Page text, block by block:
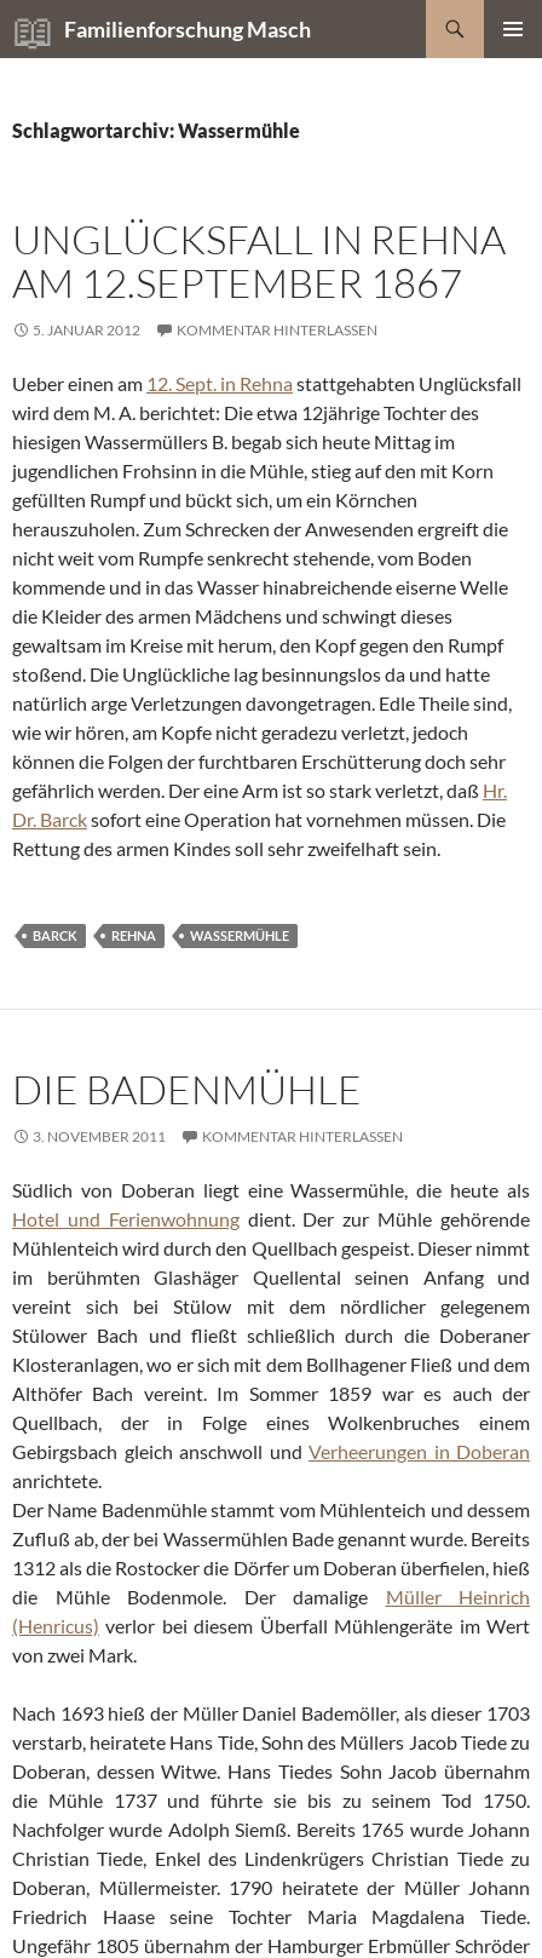
Zum
Inhalt
Familienforschung Masch
Suchen
Schlagwortarchiv: Wassermühle
UNGLÜCKSFALL IN REHNA
AM 12.SEPTEMBER 1867
5. JANUAR 2012 KOMMENTAR HINTERLASSEN
Ueber einen am 12. Sept. in Rehna stattgehabten Unglücksfall
wird dem M. A. berichtet: Die etwa 12jährige Tochter des
hiesigen Wassermüllers B. begab sich heute Mittag im
jugendlichen Frohsinn in die Mühle, stieg auf den mit Korn
gefüllten Rumpf und bückt sich, um ein Körnchen
herauszuholen. Zum Schrecken der Anwesenden ergreift die
nicht weit vom Rumpfe senkrecht stehende, vom Boden
kommende und in das Wasser hinabreichende eiserne Welle
die Kleider des armen Mädchens und schwingt dieses
gewaltsam im Kreise mit herum, den Kopf gegen den Rumpf
stoßend. Die Unglückliche lag besinnungslos da und hatte
natürlich arge Verletzungen davongetragen. Edle Theile sind,
wie wir hören, am Kopfe nicht geradezu verletzt, jedoch
können die Folgen der furchtbaren Erschütterung doch sehr
gefährlich werden. Der eine Arm ist so stark verletzt, daß Hr.
Dr. Barcksofort eine Operation hat vornehmen müssen. Die
Rettung des armen Kindes soll sehr zweifelhaft sein.
BARCK REHNA WASSERMÜHLE
DIE BADENMÜHLE
3. NOVEMBER 2011 KOMMENTAR HINTERLASSEN
Südlich von Doberan liegt eine Wassermühle, die heute als
Hotel und Ferienwohnungdient. Der zur Mühle gehörende
Mühlenteich wird durch den Quellbach gespeist. Dieser nimmt
im berühmten Glashäger Quellental seinen Anfang und
vereint sich bei Stülow mit dem nördlicher gelegenem
Stülower Bach und fließt schließlich durch die Doberaner
Klosteranlagen, wo er sich mit dem Bollhagener Fließ und dem
Althöfer Bach vereint. Im Sommer 1859 war es auch der
Quellbach, der in Folge eines Wolkenbruches einem
Gebirgsbach gleich anschwoll und Verheerungen in Doberan
anrichtete.
Der Name Badenmühle stammt vom Mühlenteich und dessem
Zufluß ab, der bei Wassermühlen Bade genannt wurde. Bereits
1312 als die Rostocker die Dörfer um Doberan überfielen, hieß
die Mühle Bodenmole. Der damalige Müller Heinrich
(Henricus) verlor bei diesem Überfall Mühlengeräte im Wert
von zwei Mark.
Nach 1693 hieß der Müller Daniel Bademöller, als dieser 1703
verstarb, heiratete Hans Tide, Sohn des Müllers Jacob Tiede zu
Doberan, dessen Witwe. Hans Tiedes Sohn Jacob übernahm
die Mühle 1737 und führte sie bis zu seinem Tod 1750.
Nachfolger wurde Adolph Siemß. Bereits 1765 wurde Johann
Christian Tiede, Enkel des Lindenkrügers Christian Tiede zu
Doberan, Müllermeister. 1790 heiratete der Müller Johann
Friedrich Haase seine Tochter Maria Magdalena Tiede.
Ungefähr 1805 übernahm der Hamburger Erbmüller Schröder